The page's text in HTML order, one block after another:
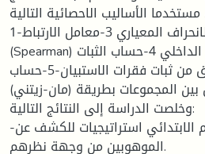
الأساليب الاحصائية التالية:
1-المتوسطات الحسابية 2-الانحراف المعياري 3-معامل الارتباط
(Spearman) للتحقق من صدق الاتساق الداخلي 4-حساب الثبات
بطريقة ألفا كرونباخ للتحقق من ثبات فقرات الاستبيان-5-حساب
بين المجموعات بطريقة (مان-زيتني).
وخلصت الدراسة إلى النتائج التالية:
-يمارس أساتذة التعليم الابتدائي استراتيجيات للكشف عن
الموهوبين من وجهة نظرهم.